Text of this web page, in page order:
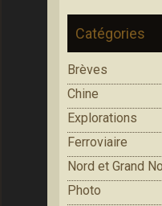
Catégories
Brèves
Chine
Explorations
Ferroviaire
Nord et Grand
Photo